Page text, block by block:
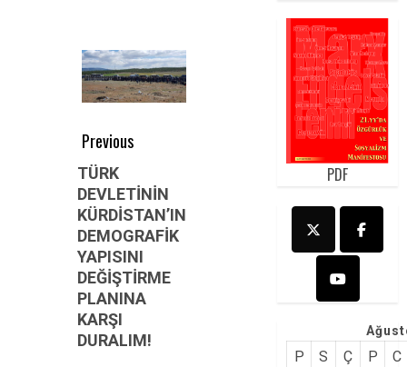
Post
navigation
Previous
Previous
post:
TÜRK
DEVLETİNİN
KÜRDİSTAN’IN
DEMOGRAFİK
YAPISINI
DEĞİŞTİRME
PLANINA
KARŞI
DURALIM!
PDF
P S Ç P C